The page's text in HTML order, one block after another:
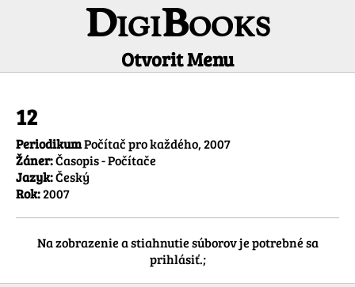
DigiBooks
Otvorit Menu
12
PeriodikumPočítač pro každého, 2007
Žáner:Časopis - Počítače
Jazyk:Český
Rok:2007
Na zobrazenie a stiahnutie súborov je potrebné sa
prihlásiť.;